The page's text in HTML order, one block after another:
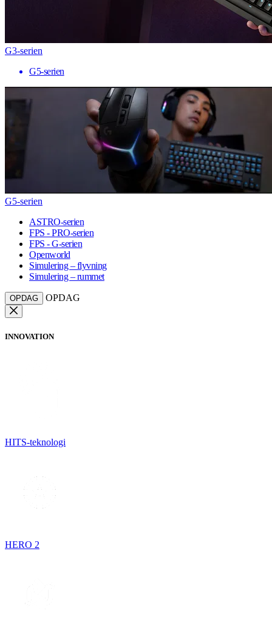
G3-serien
G5-serien
G5-serien
ASTRO-serien
FPS - PRO-serien
FPS - G-serien
Openworld
Simulering – flyvning
Simulering – rummet
OPDAG OPDAG
INNOVATION
HITS-teknologi
HERO 2